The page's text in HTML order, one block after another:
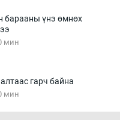
барааны үнэ өмнөх
мин
гарч байна
мин